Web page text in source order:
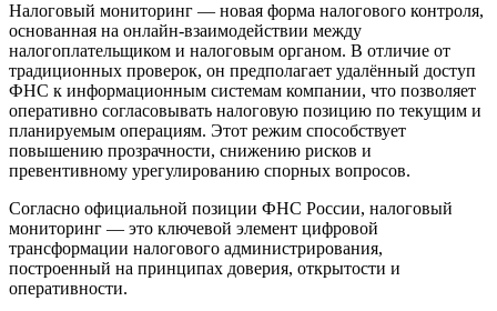
Налоговый мониторинг — новая форма налогового контроля,
основанная на онлайн-взаимодействии между
налогоплательщиком и налоговым органом. В отличие от
традиционных проверок, он предполагает удалённый доступ
ФНС к информационным системам компании, что позволяет
оперативно согласовывать налоговую позицию по текущим и
планируемым операциям. Этот режим способствует
повышению прозрачности, снижению рисков и
превентивному урегулированию спорных вопросов.
Согласно официальной позиции ФНС России, налоговый
мониторинг — это ключевой элемент цифровой
трансформации налогового администрирования,
построенный на принципах доверия, открытости и
оперативности.